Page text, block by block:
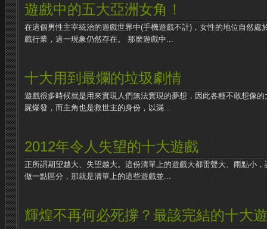
遊戲中的五大亞洲女角！
在這個男性主宰統治的遊戲世界中(手機遊戲不計)，女性的地位自然處
戲行業，這一現象仍然存在。 那麼遊戲中...
十大用到最爛的垃圾劇情
遊戲很多時候就是用來實現人們無法實現的夢想，因此各種不敢想像
屍爆發，而主角也是救世主的身份，以滿...
2012年令人失望的十大遊戲
正所謂期望越大、失望越大。這份清單上的遊戲大都雷聲大、雨點小
做一點區分，那就是清單上的這些遊戲並...
輝煌不再何必死撐？最該完結的十大